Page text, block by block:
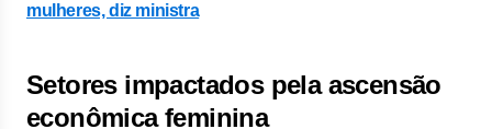
mulheres, diz ministra
Setores impactados pela ascensão
econômica feminina